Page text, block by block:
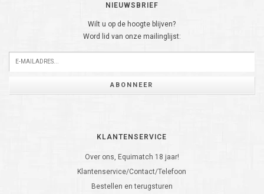
NIEUWSBRIEF
Wilt u op de hoogte blijven?
Word lid van onze mailinglijst:
ABONNEER
KLANTENSERVICE
Over ons, Equimatch 18 jaar!
Klantenservice/Contact/Telefoon
Bestellen en terugsturen